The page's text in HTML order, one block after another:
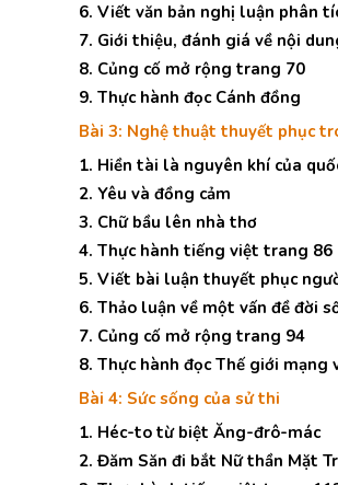
6. Viết văn bản nghị luận phân
7. Giới thiệu, đánh giá về nội
8. Củng cố mở rộng trang 70
9. Thực hành đọc Cánh đồng
Bài 3: Nghệ thuật thuyết phục
1. Hiền tài là nguyên khí của
2. Yêu và đồng cảm
3. Chữ bầu lên nhà thơ
4. Thực hành tiếng việt trang 86
5. Viết bài luận thuyết phục
6. Thảo luận về một vấn đề đời
7. Củng cố mở rộng trang 94
8. Thực hành đọc Thế giới mạng
Bài 4: Sức sống của sử thi
1. Héc-to từ biệt Ăng-đrô-mác
2. Đăm Săn đi bắt Nữ thần Mặt